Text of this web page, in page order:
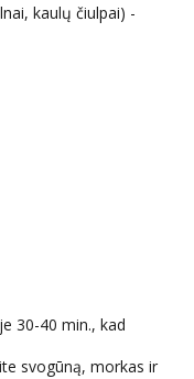
kaulų čiulpai) -
30-40 min., kad
svogūną, morkas ir